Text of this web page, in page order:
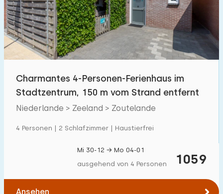
Freibad
Kinderanimation 368
Kindereinrichtungen im Park 500 +
Zugänglichkeit
Charmantes 4-Personen-Ferienhaus im
Stadtzentrum, 150 m vom Strand entfernt
Niederlande > Zeeland > Zoutelande
4 Personen | 2 Schlafzimmer | Haustierfrei
1059
Mi 30-12 → Mo 04-01
ausgehend von 4 Personen
Ansehen